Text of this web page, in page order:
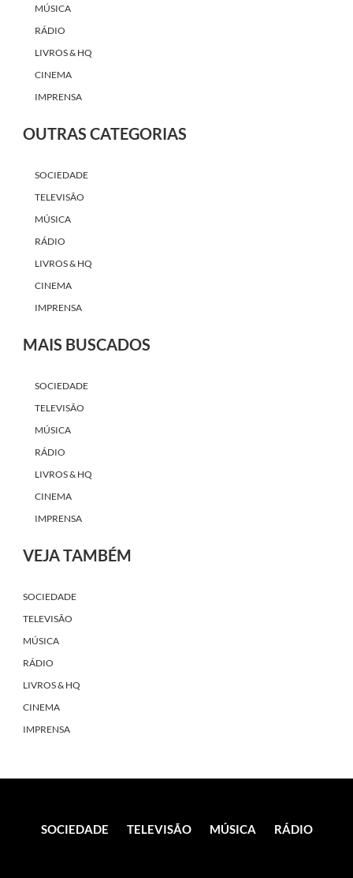
MÚSICA
RÁDIO
LIVROS & HQ
CINEMA
IMPRENSA
OUTRAS CATEGORIAS
SOCIEDADE
TELEVISÃO
MÚSICA
RÁDIO
LIVROS & HQ
CINEMA
IMPRENSA
MAIS BUSCADOS
SOCIEDADE
TELEVISÃO
MÚSICA
RÁDIO
LIVROS & HQ
CINEMA
IMPRENSA
VEJA TAMBÉM
SOCIEDADE
TELEVISÃO
MÚSICA
RÁDIO
LIVROS & HQ
CINEMA
IMPRENSA
SOCIEDADE TELEVISÃO MÚSICA RÁDIO